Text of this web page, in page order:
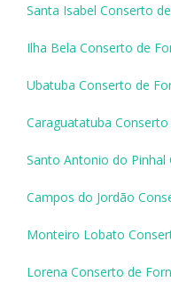
Santa Isabel Conserto
Ilha Bela Conserto de
Ubatuba Conserto de
Caraguatatuba
Santo Antonio do
Campos do Jordão
Monteiro Lobato
Lorena Conserto de